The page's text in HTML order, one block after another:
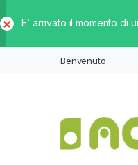
E’ arrivato il momento di
Benvenuto